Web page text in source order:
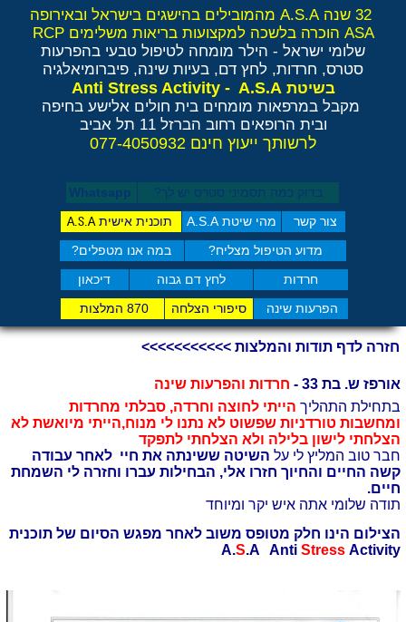
צור קשר מהי שיטת A.S.A תוכנית אישיתA.S.A
חרדות לחץ דם גבוה דיכאון
מדוע הטיפול מצליח? במה אנו מטפלים?
הפרעות שינה סיפורי הצלחה 870 המלצות
בדוק כמה תסמיני סט​רס יש לך? Whatsapp
32 שנה A.S.A מהמובילים בהישגים בישראל ובאירופה
ASA הוכרה בלשכה למקצועות בריאות משלימים RCP
שלומי ישראל - הילר מומחה לטיפול טבעי בהפרעות
סטרס, חרדות, לחץ דם, בעיות שינה, פיברומיאלגיה
בשיטת Anti Stress Activity - A.S.A
מקבל במרפאות מומחים בית חולים אלישע בחיפה
ובית הרופאים רחוב הברזל 11 תל אביב
לרשותך ייעוץ חינם 077-4050932
אורפז ש. בת 33 -
חרדות והפרעות שינה
בתחילת התהליך הייתי לחוצה וחרדה, סבלתי מחרדות
ומחשבות טורדניות שפשוט לא נתנו לי מנוח,הייתי מיואשת לא
הצלחתי לישון בלילה ולא הצלחתי לתפקד
חבר טוב המליץ לי על השיטה ששינתה את חיי לאחר עבודה
קשה החיים והחיוך חזרו אלי, הבחילות עברו וחזרה לי השמחת
חיים.
תודה שלומי אתה איש יקר ומיוחד
הצילום הינו חלק מטופס משוב לאחר מפגש הסיום של תוכנית
A.S.A Anti StressActivity
חזרה לדף תודות והמלצות >>>>>>>>>>>